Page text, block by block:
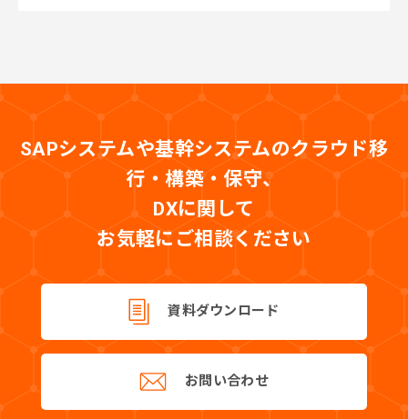
SAPシステムや基幹システムのクラウド移
行・構築・保守、
DXに関して
お気軽にご相談ください
資料ダウンロード
お問い合わせ